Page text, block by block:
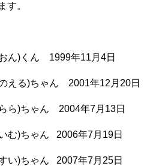
す。
ん)くん 1999年11月4日
える)ちゃん 2001年12月20日
ら)ちゃん 2004年7月13日
む)ちゃん 2006年7月19日
い)ちゃん 2007年7月25日